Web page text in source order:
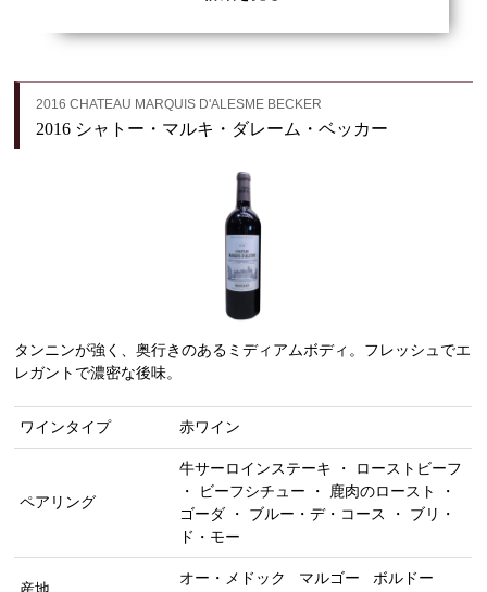
2016 CHATEAU MARQUIS D'ALESME BECKER
2016 シャトー・マルキ・ダレーム・ベッカー
タンニンが強く、奥行きのあるミディアムボディ。フレッシュでエ
レガントで濃密な後味。
ワインタイプ 赤ワイン
ペアリング
牛サーロインステーキ ・ ローストビーフ
・ ビーフシチュー ・ 鹿肉のロースト ・
ゴーダ ・ ブルー・デ・コース ・ ブリ・
ド・モー
オー・メドック マルゴー
ボルドー